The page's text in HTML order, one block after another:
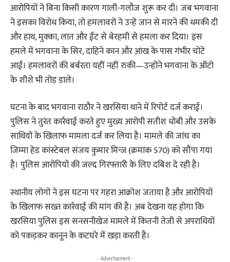
आरोपियों ने बिना किसी कारण गाली-गलौज शुरू कर दी। जब भगवाना
ने इसका विरोध किया, तो हमलावरों ने उन्हें जान से मारने की धमकी दी
और हाथ, मुक्का, लात और ईंट से बेरहमी से हमला कर दिया। इस
हमले में भगवाना के सिर, दाहिने कान और आंख के पास गंभीर चोटें
आईं। हमलावरों की बर्बरता यहीं नहीं रुकी—उन्होंने भगवाना के ऑटो
के शीशे भी तोड़ डाले।
घटना के बाद भगवाना राठौर ने खरसिया थाने में रिपोर्ट दर्ज कराई।
पुलिस ने तुरंत कार्रवाई करते हुए मुख्य आरोपी सतीश धोबी और उसके
साथियों के खिलाफ मामला दर्ज कर लिया है। मामले की जांच का
जिम्मा हेड कांस्टेबल संजय कुमार मिन्ज (क्रमांक 570) को सौंपा गया
है। पुलिस आरोपियों की जल्द गिरफ्तारी के लिए दबिश दे रही है।
स्थानीय लोगों ने इस घटना पर गहरा आक्रोश जताया है और आरोपियों
के खिलाफ सख्त कार्रवाई की मांग की है। अब देखना यह होगा कि
खरसिया पुलिस इस सनसनीखेज मामले में कितनी तेजी से अपराधियों
को पकड़कर कानून के कटघरे में खड़ा करती है।
- Advertisement -